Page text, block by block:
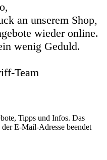
an unserem Shop,
wieder online.
wenig Geduld.
Team
Tipps und Infos. Das
E-Mail-Adresse beendet